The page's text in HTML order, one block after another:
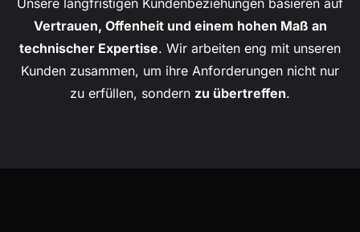
Vertrauen, Offenheit und einem hohen Maß an
technischer Expertise. Wir arbeiten eng mit unseren
Kunden zusammen, um ihre Anforderungen nicht nur
zu erfüllen, sondern zu übertreffen.